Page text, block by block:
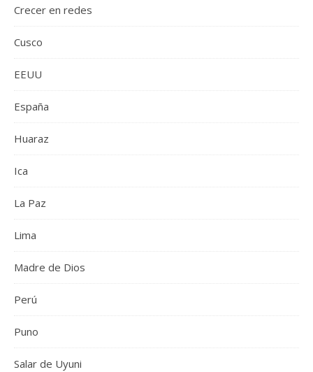
Crecer en redes
Cusco
EEUU
España
Huaraz
Ica
La Paz
Lima
Madre de Dios
Perú
Puno
Salar de Uyuni